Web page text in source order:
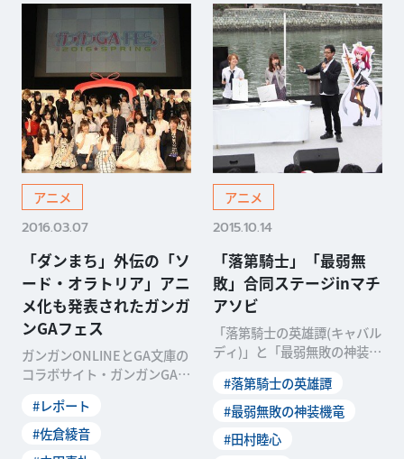
アニメ
2016.03.07
「ダンまち」外伝の「ソ
ード・オラトリア」アニ
メ化も発表されたガンガ
ンGAフェス
ガンガンONLINEとGA文庫の
コラボサイト・ガンガンGAの
ティ番組「ガン
#レポート
#佐倉綾音
アニメ
2015.10.14
「落第騎士」「最弱無
敗」合同ステージinマチ
アソビ
「落第騎士の英雄譚(キャバル
ディ)」と「最弱無敗の神装機
ージが、10月1
#落第騎士の英雄譚
#最弱無敗の神装機竜
#田村睦心